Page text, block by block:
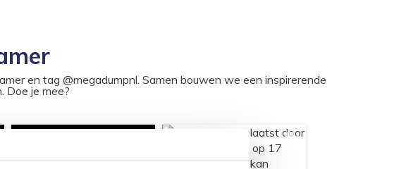
en tag @megadumpnl. Samen bouwen we een inspirerende
Doe je mee?